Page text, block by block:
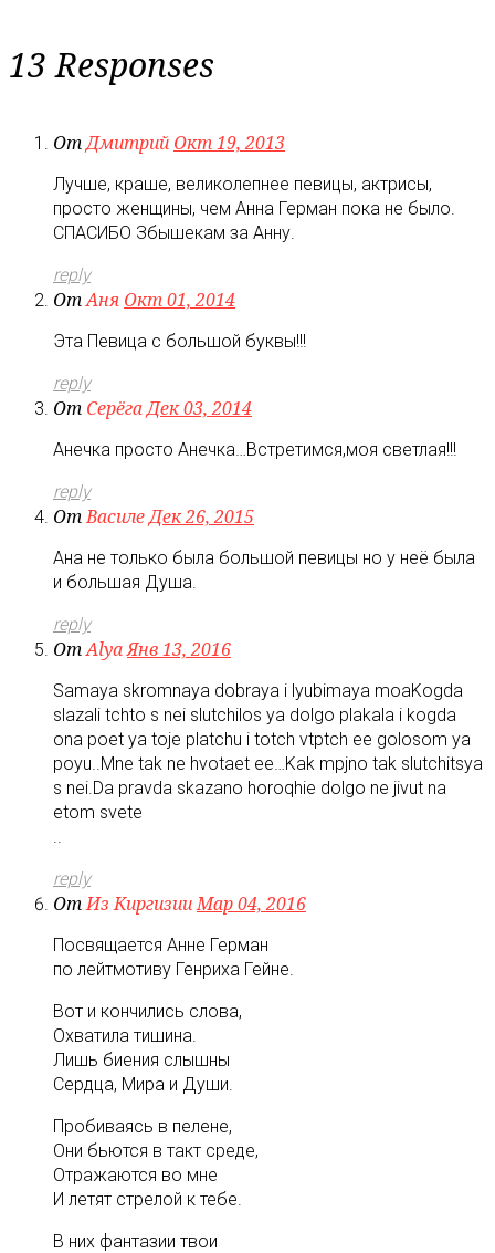
13 Responses
ОтДмитрий Окт 19, 2013
Лучше, краше, великолепнее певицы, актрисы,
просто женщины, чем Анна Герман пока не было.
СПАСИБО Збышекам за Анну.
reply
ОтАня Окт 01, 2014
Эта Певица с большой буквы!!!
reply
От СерёгаДек 03, 2014
Анечка просто Анечка…Встретимся,моя светлая!!!
reply
ОтВасилеДек 26, 2015
Ана не только была большой певицы но у неё была
и большая Душа.
reply
ОтAlyaЯнв 13, 2016
Samaya skromnaya dobraya i lyubimaya moaKogda
slazali tchto s nei slutchilos ya dolgo plakala i kogda
ona poet ya toje platchu i totch vtptch ee golosom ya
poyu..Mne tak ne hvotaet ee…Kak mpjno tak slutchitsya
s nei.Da pravda skazano horoqhie dolgo ne jivut na
etom svete
reply
ОтИз КиргизииМар 04, 2016
Посвящается Анне Герман
по лейтмотиву Генриха Гейне.
Вот и кончились слова,
Охватила тишина.
Лишь биения слышны
Сердца, Мира и Души.
Пробиваясь в пелене,
Они бьются в такт среде,
Отражаются во мне
И летят стрелой к тебе.
В них фантазии твои